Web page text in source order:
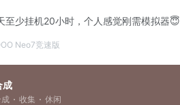
至少挂机20小时，个人感觉刚需模拟器😇
Neo7竞速版
成
收集 休闲